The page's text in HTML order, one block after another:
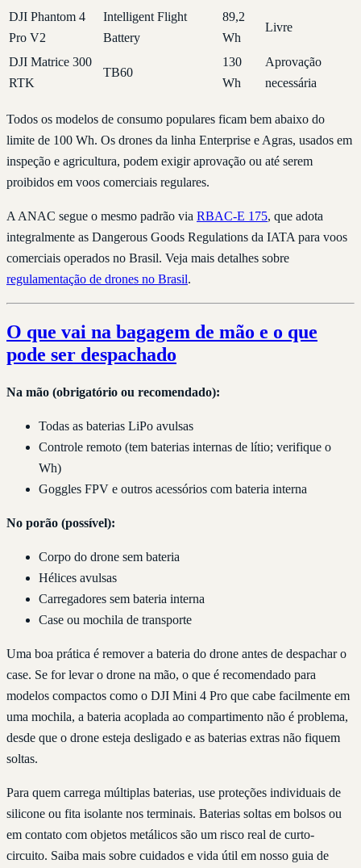
DJI Phantom 4
Pro V2
Intelligent Flight
Battery
89,2
Wh
Livre
DJI Matrice 300
RTK
TB60
130
Wh
Aprovação
necessária
Todos os modelos de consumo populares ficam bem abaixo do
limite de 100 Wh. Os drones da linha Enterprise e Agras, usados em
inspeção e agricultura, podem exigir aprovação ou até serem
proibidos em voos comerciais regulares.
A ANAC segue o mesmo padrão via RBAC-E 175, que adota
integralmente as Dangerous Goods Regulations da IATA para voos
comerciais operados no Brasil. Veja mais detalhes sobre
regulamentação de drones no Brasil.
O que vai na bagagem de mão e o que
pode ser despachado
Na mão (obrigatório ou recomendado):
Todas as baterias LiPo avulsas
Controle remoto (tem baterias internas de lítio; verifique o
Wh)
Goggles FPV e outros acessórios com bateria interna
No porão (possível):
Corpo do drone sem bateria
Hélices avulsas
Carregadores sem bateria interna
Case ou mochila de transporte
Uma boa prática é remover a bateria do drone antes de despachar o
case. Se for levar o drone na mão, o que é recomendado para
modelos compactos como o DJI Mini 4 Pro que cabe facilmente em
uma mochila, a bateria acoplada ao compartimento não é problema,
desde que o drone esteja desligado e as baterias extras não fiquem
soltas.
Para quem carrega múltiplas baterias, use proteções individuais de
silicone ou fita isolante nos terminais. Baterias soltas em bolsos ou
em contato com objetos metálicos são um risco real de curto-
circuito. Saiba mais sobre cuidados e vida útil em nosso guia de